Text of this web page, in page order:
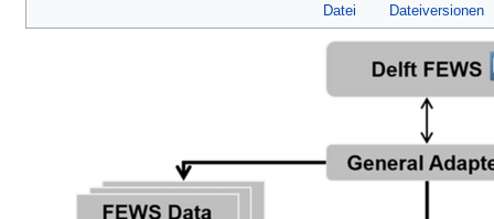
Datei Dateiversionen